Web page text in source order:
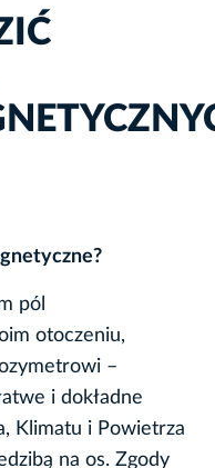
pól
otoczeniu,
–
i dokładne
Klimatu i Powietrza
na os. Zgody